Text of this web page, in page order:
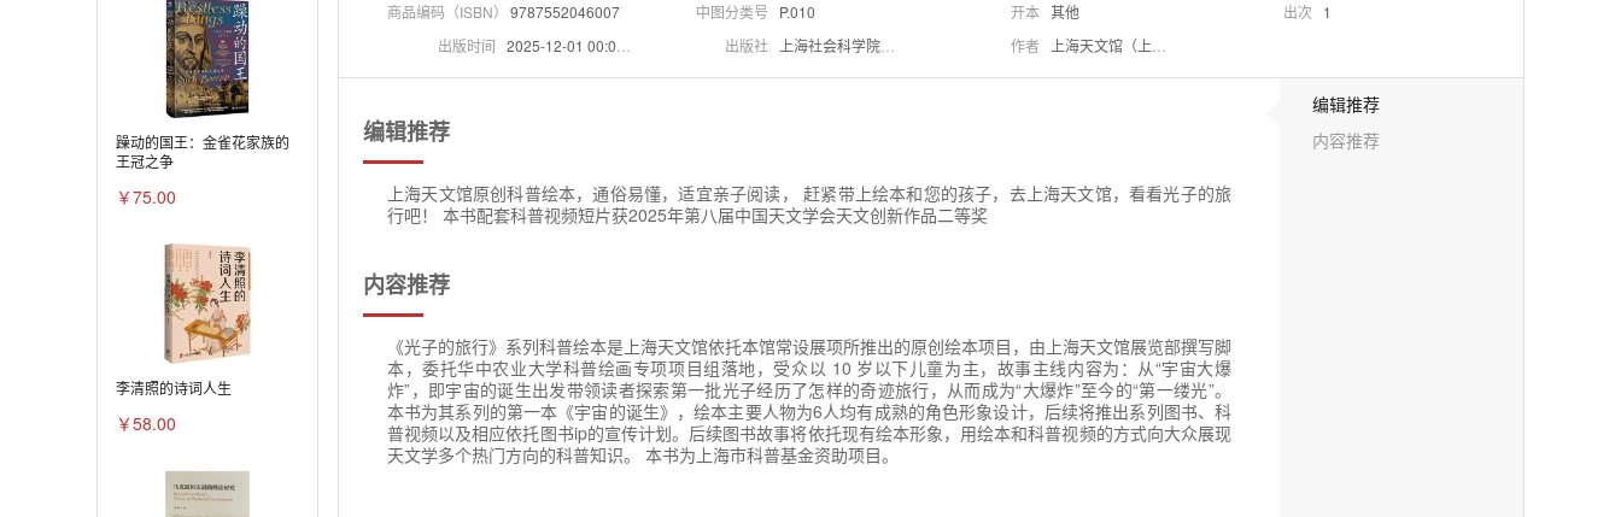
躁动的国王：金雀花家族的
王冠之争
￥75.00
李清照的诗词人生
￥58.00
商品编码（ISBN） 9787552046007 中图分类号 P.010 开本 其他 出次
1
出版时间 2025-12-01 00:00:00 出版社 上海社会科学院出版社 作者 上海天文馆（上海科技馆分馆）
编辑推荐
上海天文馆原创科普绘本，通俗易懂，适宜亲子阅读， 赶紧带上绘本和您的孩子，去上海天文馆，看看光子的旅
行吧！ 本书配套科普视频短片获2025年第八届中国天文学会天文创新作品二等奖
内容推荐
《光子的旅行》系列科普绘本是上海天文馆依托本馆常设展项所推出的原创绘本项目，由上海天文馆展览部撰写脚
本，委托华中农业大学科普绘画专项项目组落地，受众以 10 岁以下儿童为主，故事主线内容为：从“宇宙大爆
炸”，即宇宙的诞生出发带领读者探索第一批光子经历了怎样的奇迹旅行，从而成为“大爆炸”至今的“第一缕光”。
本书为其系列的第一本《宇宙的诞生》，绘本主要人物为6人均有成熟的角色形象设计，后续将推出系列图书、科
普视频以及相应依托图书ip的宣传计划。后续图书故事将依托现有绘本形象，用绘本和科普视频的方式向大众展现
天文学多个热门方向的科普知识。 本书为上海市科普基金资助项目。
编辑推荐
内容推荐